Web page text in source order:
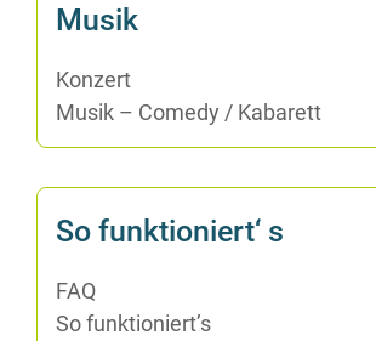
Mu­sik
Kon­zert
Mu­sik – Co­me­dy /​ Ka­ba­rett
So funk­tio­niert‘ s
FAQ
So funktioniert’s